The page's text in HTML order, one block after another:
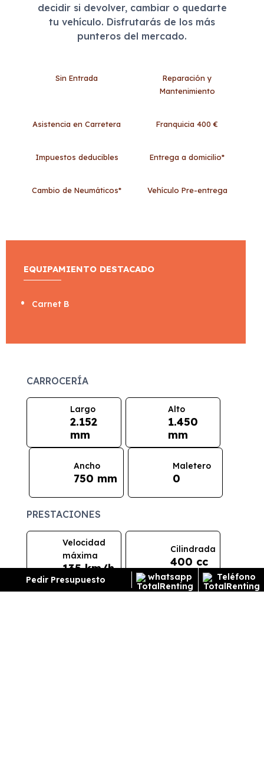
decidir si devolver, cambiar o quedarte
tu vehículo. Disfrutarás de los más
punteros del mercado.
Sin Entrada
Reparación y
Mantenimiento
Asistencia en Carretera Franquicia 400 €
Impuestos deducibles Entrega a domicilio*
Cambio de Neumáticos* Vehículo Pre-entrega
EQUIPAMIENTO DESTACADO
Carnet B
CARROCERÍA
Largo
2.152
mm
Alto
1.450
mm
Ancho
750 mm
Maletero
0
PRESTACIONES
Velocidad
máxima
135 km/h
Cilindrada
400 cc
Pedir Presupuesto